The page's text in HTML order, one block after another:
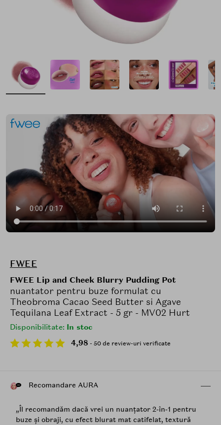
FWEE
FWEE Lip and Cheek Blurry Pudding Pot
nuantator pentru buze formulat cu
Theobroma Cacao Seed Butter si Agave
Tequilana Leaf Extract - 5 gr - MV02 Hurt
Disponibilitate: In stoc
4,98 - 50 de review-uri verificate
Recomandare AURA
„Îl recomandăm dacă vrei un nuanțator 2‑în‑1 pentru
buze și obraji, cu efect blurat mat catifelat, textură